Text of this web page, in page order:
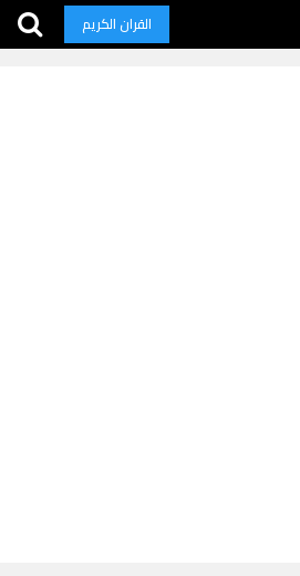
القران الكريم